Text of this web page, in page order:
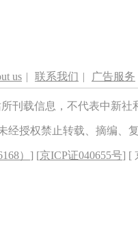
us | 联系我们 | 广告服务
刊载信息，不代表中新
经授权禁止转载、摘编、
） ] [京ICP证040655号] [